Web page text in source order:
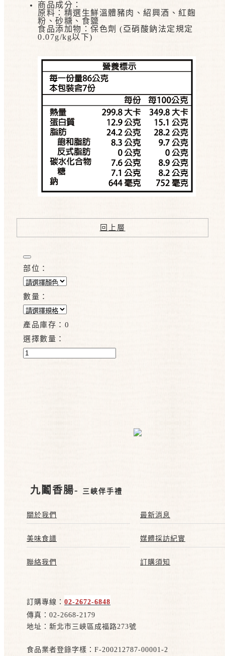
商品成分：
原料：精選生鮮溫體豬肉、紹興酒、紅麴
粉、砂糖、食鹽
食品添加物：保色劑 ( 亞硝酸鈉法定規定
0.07g/kg以下)
回上層
部位：
數量：
產品庫存： 0
選擇數量：
九鬮香腸- 三峽伴手禮
關於我們 最新消息
美味食譜 媒體採訪紀實
聯絡我們 訂購須知
訂購專線： 02-2672-6848
傳真：02-2668-2179
地址：新北市三峽區成福路273號
食品業者登錄字樣：F-200212787-00001-2